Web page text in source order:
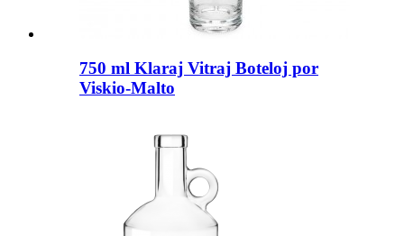
750 ml Klaraj Vitraj Boteloj por
Viskio-Malto